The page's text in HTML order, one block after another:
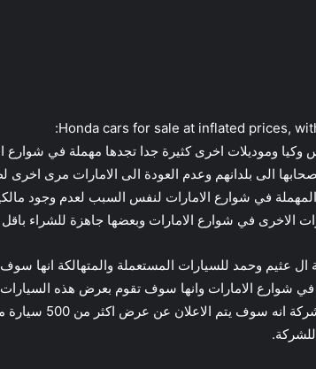
Honda cars for sale at inflated prices,
وكيا وموديلات اخرى كثيرة جدا تجدها مهملة في شوارع
الى بلدانهم وعدم العودة الى الامارات مرى
في شوارع الامارات لنفس السبب لعدم وجود
الاخرى في شوارع الامارات وبعضها جاهزة للشراء باقل من 4000
عثيم وحمد للسيارات المستعملة والمتهالكة انها
وربما اقل ،